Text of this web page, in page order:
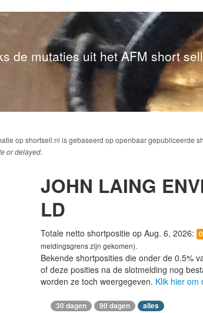
de mutaties uit het AFM short
op shortsell.nl is gebaseerd op openbaar gepubliceerde
or delayed.
JOHN LAING
LD
Totale netto shortpositie op Aug. 6, 2026:
meldingsgrens zijn gekomen).
Bekende shortposities die onder de 0.5%
of deze posities na de slotmelding nog
worden ze toch weergegeven. Klik hier om
30 dagen 90 dagen alles